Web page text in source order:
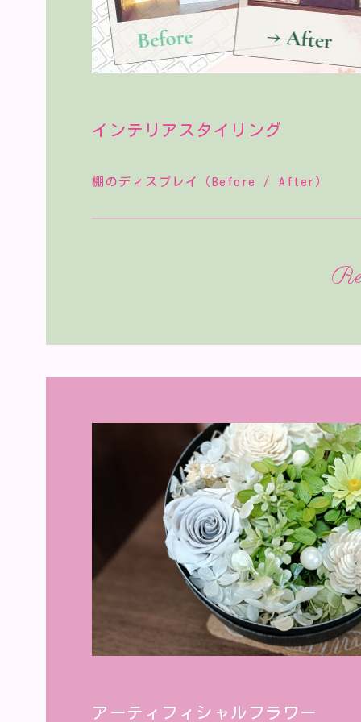
インテリアスタイリング
棚のディスプレイ（Before / After）
アーティフィシャルフラワー